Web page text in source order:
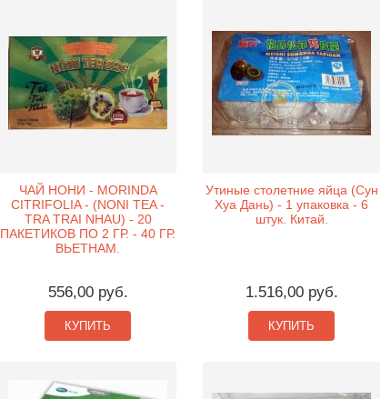
ЧАЙ НОНИ - MORINDA
CITRIFOLIA - (NONI TEA -
TRA TRAI NHAU) - 20
ПАКЕТИКОВ ПО 2 ГР. - 40 ГР.
ВЬЕТНАМ.
556,00 руб.
КУПИТЬ
Утиные столетние яйца (Сун
Хуа Дань) - 1 упаковка - 6
штук. Китай.
1.516,00 руб.
КУПИТЬ